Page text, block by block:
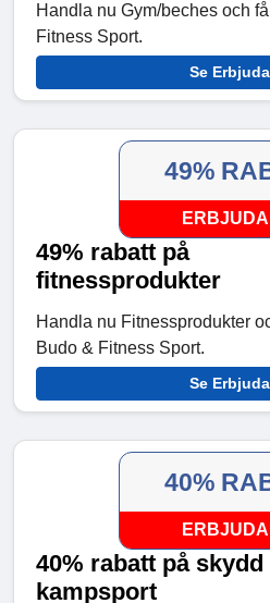
Handla nu Gym/beches och
Fitness Sport.
Se
49%
49% rabatt på
fitnessprodukter
Handla nu Fitnessprodukter
Budo & Fitness Sport.
Se
40%
40% rabatt på skydd
kampsport